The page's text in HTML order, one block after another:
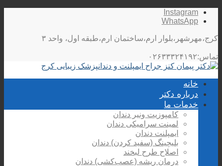
Instagram
WhatsApp
کرج،مهرشهر،بلوار ارم،ساختمان ارم،طبقه اول، واحد ۳
تماس:۰۲۶۳۳۳۲۴۱۹۲
خانه
درباره دکتر
خدمات ما
کامپوزیت ونیر دندان
لمینت سرامیکی دندان
ایمپلنت دندان
بلیچینگ (سفید کردن) دندان
اصلاح طرح لبخند
درمان ریشه (عصب‌کشی) دندان